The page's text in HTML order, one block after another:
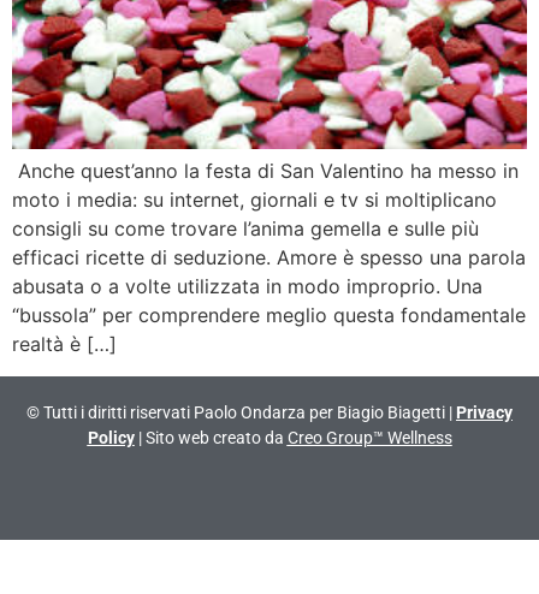
Anche quest’anno la festa di San Valentino ha messo in
moto i media: su internet, giornali e tv si moltiplicano
consigli su come trovare l’anima gemella e sulle più
efficaci ricette di seduzione. Amore è spesso una parola
abusata o a volte utilizzata in modo improprio. Una
“bussola” per comprendere meglio questa fondamentale
realtà è […]
© Tutti i diritti riservati Paolo Ondarza per Biagio Biagetti | Privacy
Policy| Sito web creato da Creo Group™ Wellness